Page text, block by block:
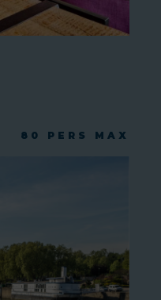
80 PERS MAX